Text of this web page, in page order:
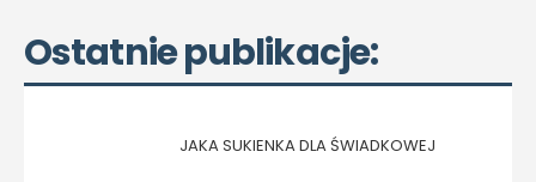
Ostatnie publikacje:
JAKA SUKIENKA DLA ŚWIADKOWEJ